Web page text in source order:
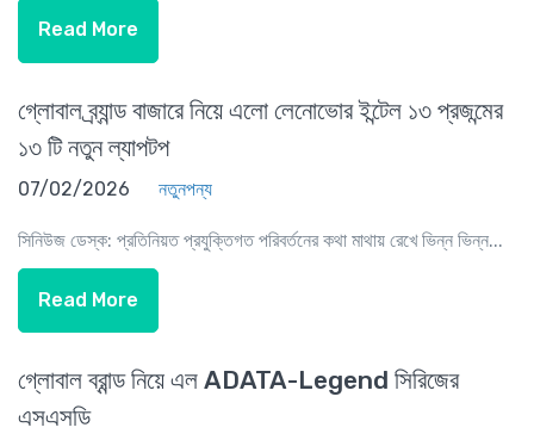
Read More
গ্লোবাল ব্র্যান্ড বাজারে নিয়ে এলো লেনোভোর ইন্টেল ১৩ প্রজন্মের
১৩ টি নতুন ল্যাপটপ
07/02/2026 নতুনপন্য
সিনিউজ ডেস্ক: প্রতিনিয়ত প্রযুক্তিগত পরিবর্তনের কথা মাথায় রেখে ভিন্ন ভিন্ন...
Read More
গ্লোবাল ব্রান্ড নিয়ে এল ADATA-Legend সিরিজের
এসএসডি